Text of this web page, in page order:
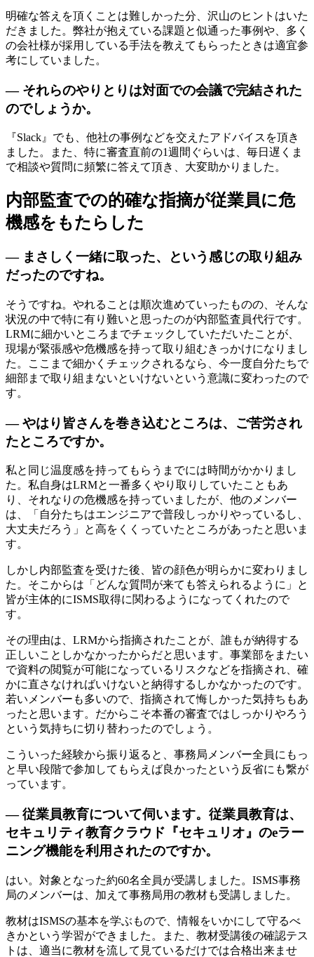
明確な答えを頂くことは難しかった分、沢山のヒントはいた
だきました。弊社が抱えている課題と似通った事例や、多く
の会社様が採用している手法を教えてもらったときは適宜参
考にしていました。
— それらのやりとりは対面での会議で完結された
のでしょうか。
『Slack』でも、他社の事例などを交えたアドバイスを頂き
ました。また、特に審査直前の1週間ぐらいは、毎日遅くま
で相談や質問に頻繁に答えて頂き、大変助かりました。
内部監査での的確な指摘が従業員に危
機感をもたらした
— まさしく一緒に取った、という感じの取り組み
だったのですね。
そうですね。やれることは順次進めていったものの、そんな
状況の中で特に有り難いと思ったのが内部監査員代行です。
LRMに細かいところまでチェックしていただいたことが、
現場が緊張感や危機感を持って取り組むきっかけになりまし
た。ここまで細かくチェックされるなら、今一度自分たちで
細部まで取り組まないといけないという意識に変わったので
す。
— やはり皆さんを巻き込むところは、ご苦労され
たところですか。
私と同じ温度感を持ってもらうまでには時間がかかりまし
た。私自身はLRMと一番多くやり取りしていたこともあ
り、それなりの危機感を持っていましたが、他のメンバー
は、「自分たちはエンジニアで普段しっかりやっているし、
大丈夫だろう」と高をくくっていたところがあったと思いま
す。
しかし内部監査を受けた後、皆の顔色が明らかに変わりまし
た。そこからは「どんな質問が来ても答えられるように」と
皆が主体的にISMS取得に関わるようになってくれたので
す。
その理由は、LRMから指摘されたことが、誰もが納得する
正しいことしかなかったからだと思います。事業部をまたい
で資料の閲覧が可能になっているリスクなどを指摘され、確
かに直さなければいけないと納得するしかなかったのです。
若いメンバーも多いので、指摘されて悔しかった気持ちもあ
ったと思います。だからこそ本番の審査ではしっかりやろう
という気持ちに切り替わったのでしょう。
こういった経験から振り返ると、事務局メンバー全員にもっ
と早い段階で参加してもらえば良かったという反省にも繋が
っています。
— 従業員教育について伺います。従業員教育は、
セキュリティ教育クラウド『セキュリオ』のeラー
ニング機能を利用されたのですか。
はい。対象となった約60名全員が受講しました。ISMS事務
局のメンバーは、加えて事務局用の教材も受講しました。
教材はISMSの基本を学ぶもので、情報をいかにして守るべ
きかという学習ができました。また、教材受講後の確認テス
トは、適当に教材を流して見ているだけでは合格出来ませ